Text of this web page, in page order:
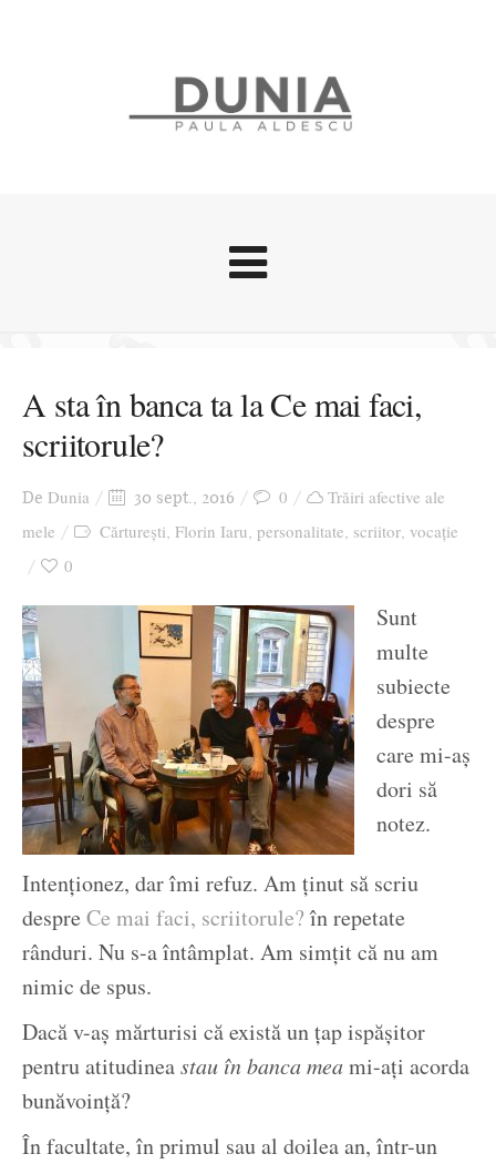
Stari afective
Zice Dunia
Cursuri povestite
Ziua culorii
A sta în banca ta la Ce mai faci,
scriitorule?
De Dunia 30 sept., 2016 0
Trăiri afective ale
mele
Cărturești, Florin Iaru, personalitate, scriitor, vocație
0
Sunt
multe
subiecte
despre
care mi-aş
dori să
notez.
Intenţionez, dar îmi refuz. Am ţinut să scriu
despre Ce mai faci, scriitorule? în repetate
rânduri. Nu s-a întâmplat. Am simţit că nu am
nimic de spus.
Dacă v-aş mărturisi că există un ţap ispăşitor
pentru atitudineastau în banca meami-aţi acorda
bunăvoinţă?
În facultate, în primul sau al doilea an, într-un